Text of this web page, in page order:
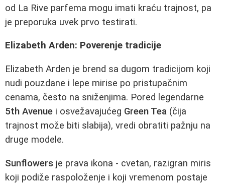
od La Rive parfema mogu imati kraću trajnost, pa
je preporuka uvek prvo testirati.
Elizabeth Arden: Poverenje tradicije
Elizabeth Arden je brend sa dugom tradicijom koji
nudi pouzdane i lepe mirise po pristupačnim
cenama, često na sniženjima. Pored legendarne
5th Avenue i osvežavajućeg Green Tea (čija
trajnost može biti slabija), vredi obratiti pažnju na
druge modele.
Sunflowers je prava ikona - cvetan, razigran miris
koji podiže raspoloženje i koji vremenom postaje